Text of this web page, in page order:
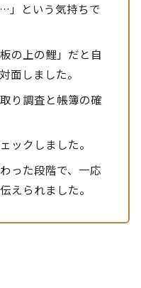
」という気持ちで
の上の鯉」だと自
面しました。
り調査と帳簿の確
ックしました。
った段階で、一応
えられました。